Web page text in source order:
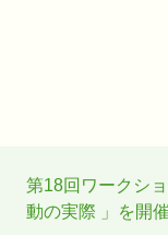
第18回ワークシ
動の実際 」を開